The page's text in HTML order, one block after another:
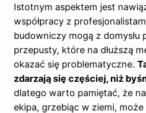
Istotnym aspektem jest
współpracy z
budowniczy mogą z domysłu
przepusty, które na dłuższą
okazać się problematyczne.
zdarzają się częściej, niż
dlatego warto pamiętać, że
ekipa, grzebiąc w ziemi,